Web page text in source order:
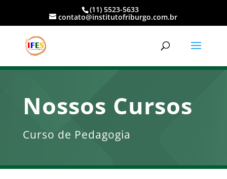
(11) 5523-5633
contato@institutofriburgo.com.br
Nossos Cursos
Curso de Pedagogia